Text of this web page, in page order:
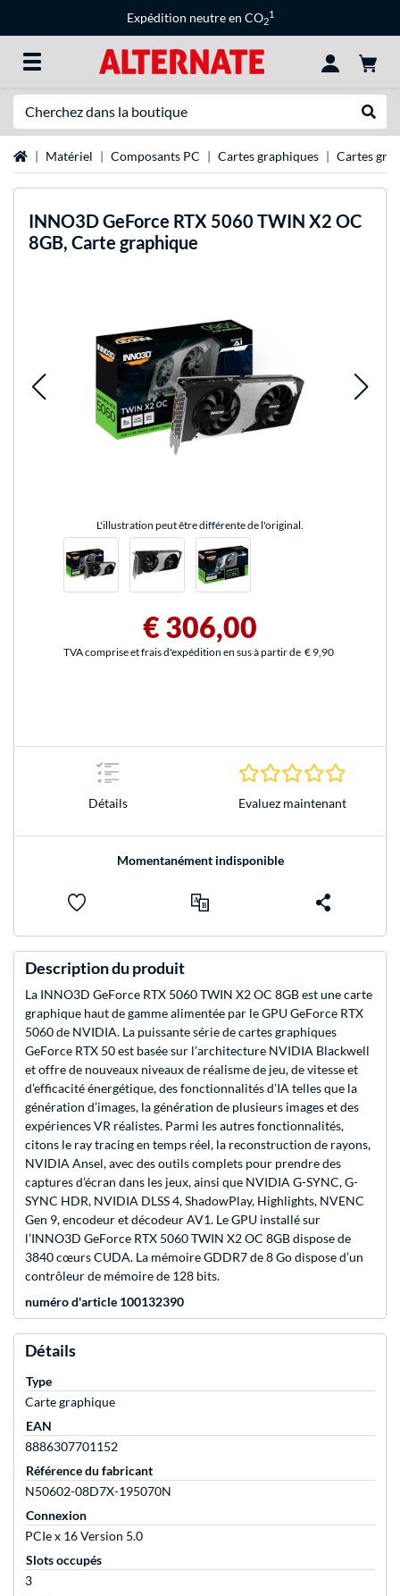
Expédition neutre en CO2
1
Page d'accueil
Matériel Composants PC Cartes graphiques Cartes
INNO3DGeForce RTX 5060 TWIN X2 OC
8GB, Carte graphique
L'illustration peut être différente de l'original.
€ 306,00
TVA comprise et frais d'expédition en sus à partir de € 9,90
Détails Evaluez maintenant
Momentanément indisponible
Description du produit
La INNO3D GeForce RTX 5060 TWIN X2 OC 8GB est une carte
graphique haut de gamme alimentée par le GPU GeForce RTX
5060 de NVIDIA. La puissante série de cartes graphiques
GeForce RTX 50 est basée sur l’architecture NVIDIA Blackwell
et offre de nouveaux niveaux de réalisme de jeu, de vitesse et
d’efficacité énergétique, des fonctionnalités d’IA telles que la
génération d’images, la génération de plusieurs images et des
expériences VR réalistes. Parmi les autres fonctionnalités,
citons le ray tracing en temps réel, la reconstruction de rayons,
NVIDIA Ansel, avec des outils complets pour prendre des
captures d’écran dans les jeux, ainsi que NVIDIA G-SYNC, G-
SYNC HDR, NVIDIA DLSS 4, ShadowPlay, Highlights, NVENC
Gen 9, encodeur et décodeur AV1. Le GPU installé sur
l’INNO3D GeForce RTX 5060 TWIN X2 OC 8GB dispose de
3840 cœurs CUDA. La mémoire GDDR7 de 8 Go dispose d’un
contrôleur de mémoire de 128 bits.
numéro d'article 100132390
Détails
Type
Carte graphique
EAN
8886307701152
Référence du fabricant
N50602-08D7X-195070N
Connexion
PCIe x 16 Version 5.0
Slots occupés
3